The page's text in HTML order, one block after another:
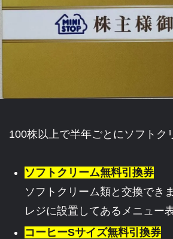
100株以上で半年ごとにソフトク
ソフトクリーム無料引換券
ソフトクリーム類と交換できま
レジに設置してあるメニュー
コーヒーSサイズ無料引換券